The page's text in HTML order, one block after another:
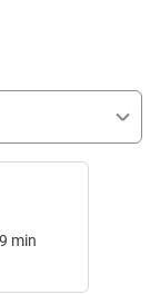
9 min